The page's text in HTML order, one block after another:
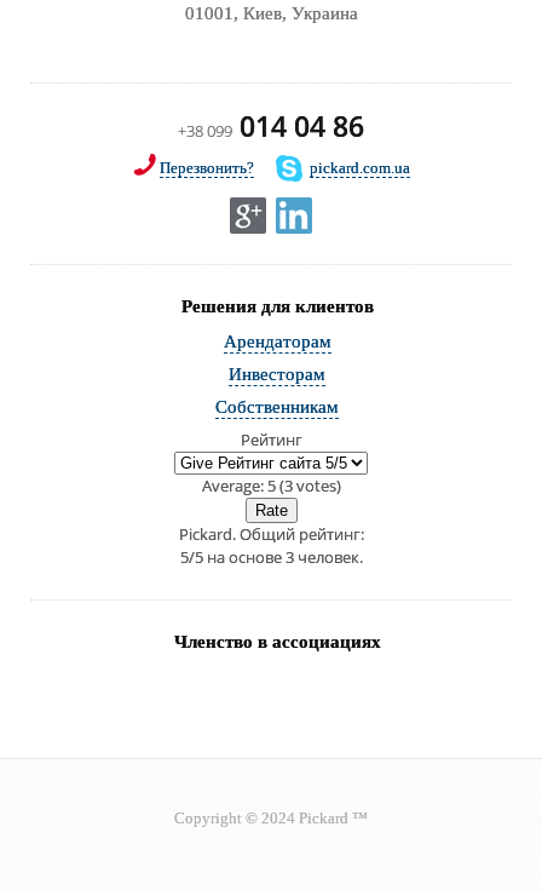
01001, Киев, Украина
+38 099 014 04 86
Перезвонить? pickard.com.ua
Решения для клиентов
Арендаторам
Инвесторам
Собственникам
Рейтинг
Average:5(3votes)
Pickard. Общий рейтинг:
5/5на основе3человек.
Членство в ассоциациях
Copyright © 2024 Pickard ™